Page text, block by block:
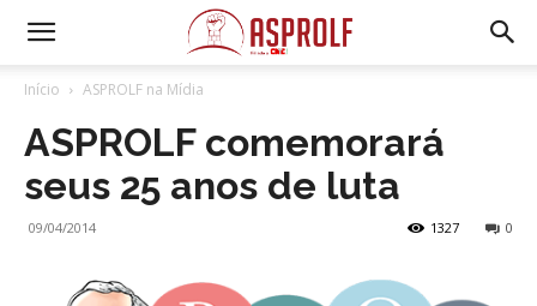
Início ASPROLF na Mídia
ASPROLF comemorará
seus 25 anos de luta
09/04/2014 0
1327